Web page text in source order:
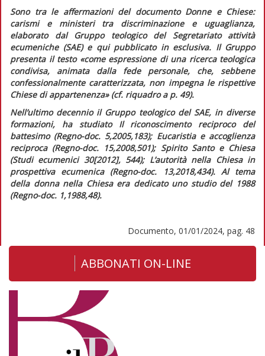
Sono tra le affermazioni del documento Donne e Chiese:
carismi e ministeri tra discriminazione e uguaglianza,
elaborato dal Gruppo teologico del Segretariato attività
ecumeniche (SAE) e qui pubblicato in esclusiva. Il Gruppo
presenta il testo «come espressione di una ricerca teologica
condivisa, animata dalla fede personale, che, sebbene
confessionalmente caratterizzata, non impegna le rispettive
Chiese di appartenenza» (cf. riquadroa p. 49).
Nell’ultimo decennio il Gruppo teologico del SAE, in diverse
formazioni, ha studiato Il riconoscimento reciproco del
battesimo (Regno-doc. 5,2005,183); Eucaristia e accoglienza
reciproca (Regno-doc. 15,2008,501); Spirito Santo e Chiesa
(Studi ecumenici30[2012], 544); L’autorità nella Chiesa in
prospettiva ecumenica (Regno-doc.
13,2018,434). Al tema
della donna nella Chiesa era dedicato uno studio del 1988
(Regno-doc. 1,1988,48).
Documento, 01/01/2024, pag. 48
ABBONATI ON-LINE